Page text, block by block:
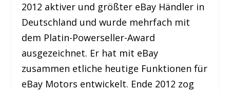
2012 aktiver und größter eBay Händler in
Deutschland und wurde mehrfach mit
dem Platin-Powerseller-Award
ausgezeichnet. Er hat mit eBay
zusammen etliche heutige Funktionen für
eBay Motors entwickelt. Ende 2012 zog